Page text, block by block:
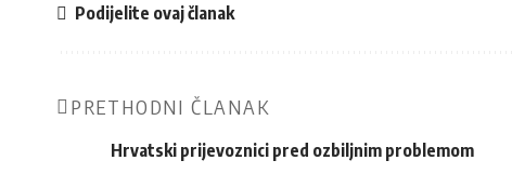
Podijelite ovaj članak
PRETHODNI ČLANAK
Hrvatski prijevoznici pred ozbiljnim problemom